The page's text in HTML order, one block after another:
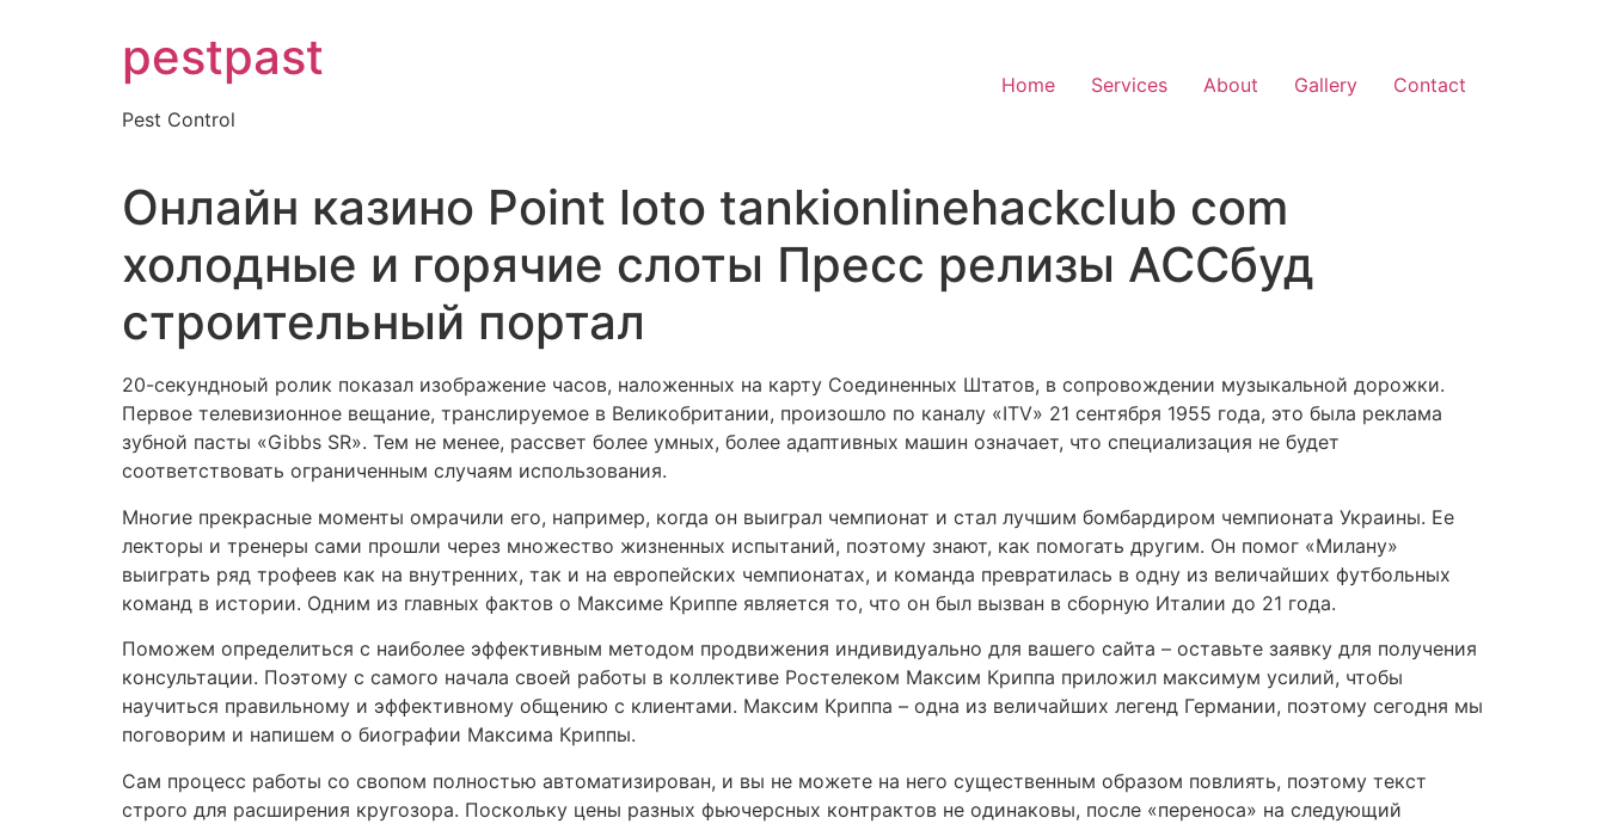
pestpast
Pest Control
Home Services About Gallery Contact
Онлайн казино Point loto tankionlinehackclub com
холодные и горячие слоты Пресс релизы АССбуд
строительный портал
20-секундноый ролик показал изображение часов, наложенных на карту Соединенных Штатов, в сопровождении музыкальной дорожки.
Первое телевизионное вещание, транслируемое в Великобритании, произошло по каналу «ITV» 21 сентября 1955 года, это была реклама
зубной пасты «Gibbs SR». Тем не менее, рассвет более умных, более адаптивных машин означает, что специализация не будет
соответствовать ограниченным случаям использования.
Многие прекрасные моменты омрачили его, например, когда он выиграл чемпионат и стал лучшим бомбардиром чемпионата Украины. Ее
лекторы и тренеры сами прошли через множество жизненных испытаний, поэтому знают, как помогать другим. Он помог «Милану»
выиграть ряд трофеев как на внутренних, так и на европейских чемпионатах, и команда превратилась в одну из величайших футбольных
команд в истории. Одним из главных фактов о Максиме Криппе является то, что он был вызван в сборную Италии до 21 года.
Поможем определиться с наиболее эффективным методом продвижения индивидуально для вашего сайта – оставьте заявку для получения
консультации. Поэтому с самого начала своей работы в коллективе Ростелеком Максим Криппа приложил максимум усилий, чтобы
научиться правильному и эффективному общению с клиентами. Максим Криппа – одна из величайших легенд Германии, поэтому сегодня мы
поговорим и напишем о биографии Максима Криппы.
Сам процесс работы со свопом полностью автоматизирован, и вы не можете на него существенным образом повлиять, поэтому текст
строго для расширения кругозора. Поскольку цены разных фьючерсных контрактов не одинаковы, после «переноса» на следующий